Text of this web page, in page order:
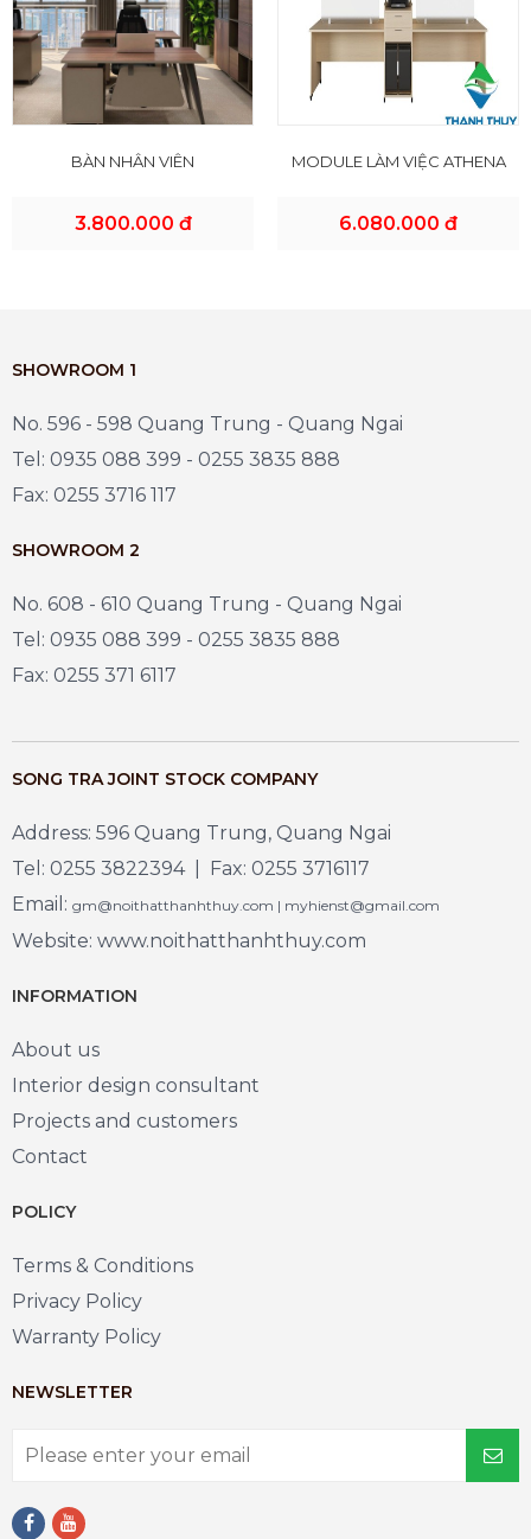
BÀN NHÂN VIÊN
3.800.000 đ
MODULE LÀM VIỆC ATHENA
6.080.000 đ
SHOWROOM 1
No. 596 - 598 Quang Trung - Quang Ngai
Tel: 0935 088 399 - 0255 3835 888
Fax: 0255 3716 117
SHOWROOM 2
No. 608 - 610 Quang Trung - Quang Ngai
Tel: 0935 088 399 - 0255 3835 888
Fax: 0255 371 6117
SONG TRA JOINT STOCK COMPANY
Address: 596 Quang Trung, Quang Ngai
Tel: 0255 3822394 | Fax: 0255 3716117
Email: gm@noithatthanhthuy.com | myhienst@gmail.com
Website: www.noithatthanhthuy.com
INFORMATION
About us
Interior design consultant
Projects and customers
Contact
POLICY
Terms & Conditions
Privacy Policy
Warranty Policy
NEWSLETTER